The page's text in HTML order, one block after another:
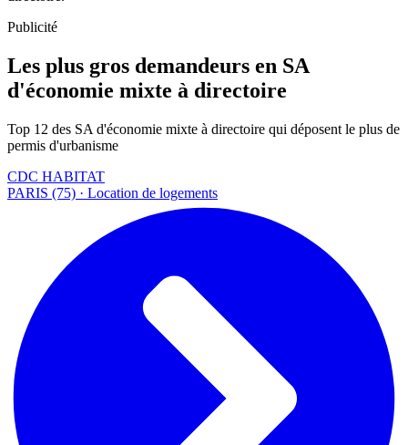
Publicité
Les plus gros demandeurs en SA
d'économie mixte à directoire
Top 12 des SA d'économie mixte à directoire qui déposent le plus de
permis d'urbanisme
CDC HABITAT
PARIS (75) · Location de logements